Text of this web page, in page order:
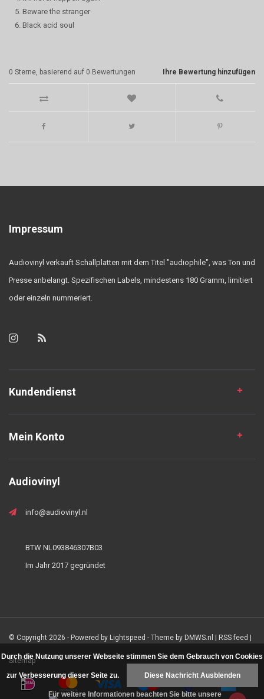
5. Beware the stranger
6. Black acid soul
Ihre Bewertung hinzufügen
0 Sterne, basierend auf 0 Bewertungen
Impressum
Audiovinyl verkauft Schallplatten mit dem Titel "audiophile", was Ton und
Presse anbelangt. Spezifischen Labels, mindestens 180 Gramm, limitiert
oder einzeln nummeriert.
Kundendienst
Mein Konto
Audiovinyl
info@audiovinyl.nl
BTW NL093846307B03
Im Jahr 2017 gegründet
© Copyright 2026 - Powered by Lightspeed - Theme by DMWS.nl RSS feed
Sitemap
Durch die Nutzung unserer Webseite stimmen Sie dem Gebrauch von Cookies
zur Verbesserung dieser Seite zu. Diese Nachricht Ausblenden
Für weitere Informationen beachten Sie bitte unsere